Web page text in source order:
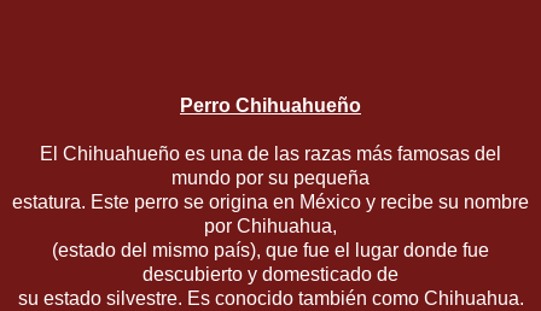
Perro Chihuahueño
El Chihuahueño es una de las razas más famosas del
mundo por su pequeña
estatura. Este perro se origina en México y recibe su nombre
por Chihuahua,
(estado del mismo país), que fue el lugar donde fue
descubierto y domesticado de
su estado silvestre. Es conocido también como Chihuahua.